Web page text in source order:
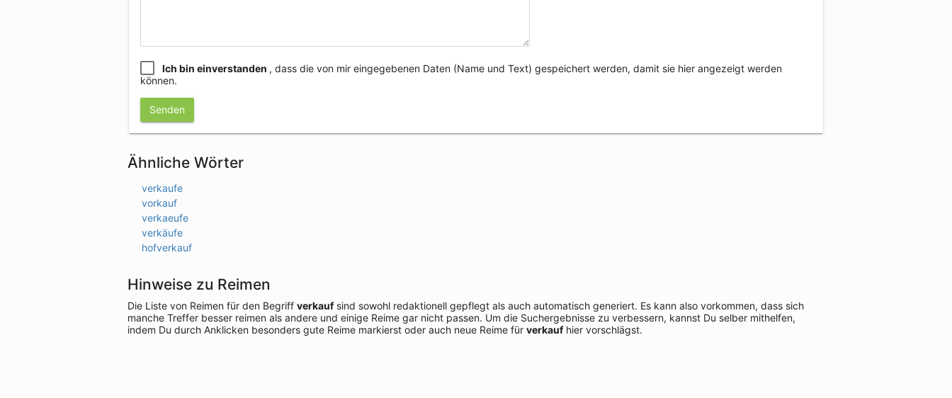
Ich bin einverstanden , dass die von mir eingegebenen Daten (Name und Text) gespeichert werden, damit sie hier angezeigt werden
können.
Senden
Ähnliche Wörter
verkaufe
vorkauf
verkaeufe
verkäufe
hofverkauf
Hinweise zu Reimen
Die Liste von Reimen für den Begriff verkaufsind sowohl redaktionell gepflegt als auch automatisch generiert. Es kann also vorkommen, dass sich
manche Treffer besser reimen als andere und einige Reime gar nicht passen. Um die Suchergebnisse zu verbessern, kannst Du selber mithelfen,
indem Du durch Anklicken besonders gute Reime markierst oder auch neue Reime für verkaufhier vorschlägst.